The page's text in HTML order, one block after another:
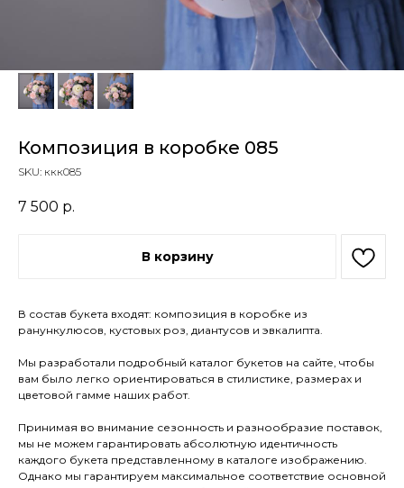
Композиция в коробке 085
SKU: ккк085
7 500 р.
В корзину
В состав букета входят: композиция в коробке из
ранункулюсов, кустовых роз, диантусов и эвкалипта.
Мы разработали подробный каталог букетов на сайте, чтобы
вам было легко ориентироваться в стилистике, размерах и
цветовой гамме наших работ.
Принимая во внимание сезонность и разнообразие поставок,
мы не можем гарантировать абсолютную идентичность
каждого букета представленному в каталоге изображению.
Однако мы гарантируем максимальное соответствие основной